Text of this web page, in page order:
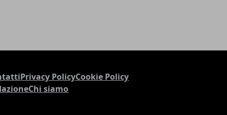
Privacy PolicyCookie Policy
Chi siamo